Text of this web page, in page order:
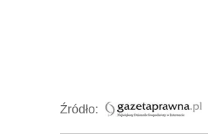
Źródło: